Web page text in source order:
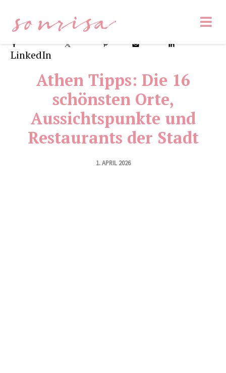
sonrisa
LinkedIn
Athen Tipps: Die 16
schönsten Orte,
Aussichtspunkte und
Restaurants der Stadt
1. APRIL 2026